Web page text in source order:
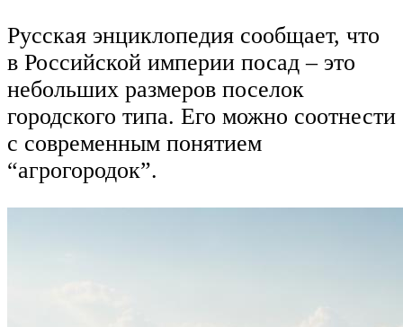
Русская энциклопедия сообщает, что
в Российской империи посад – это
небольших размеров поселок
городского типа. Его можно соотнести
с современным понятием
“агрогородок”.